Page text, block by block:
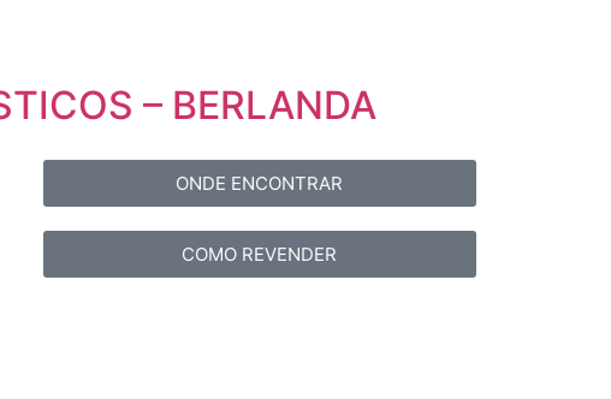
– BERLANDA
ONDE ENCONTRAR
COMO REVENDER